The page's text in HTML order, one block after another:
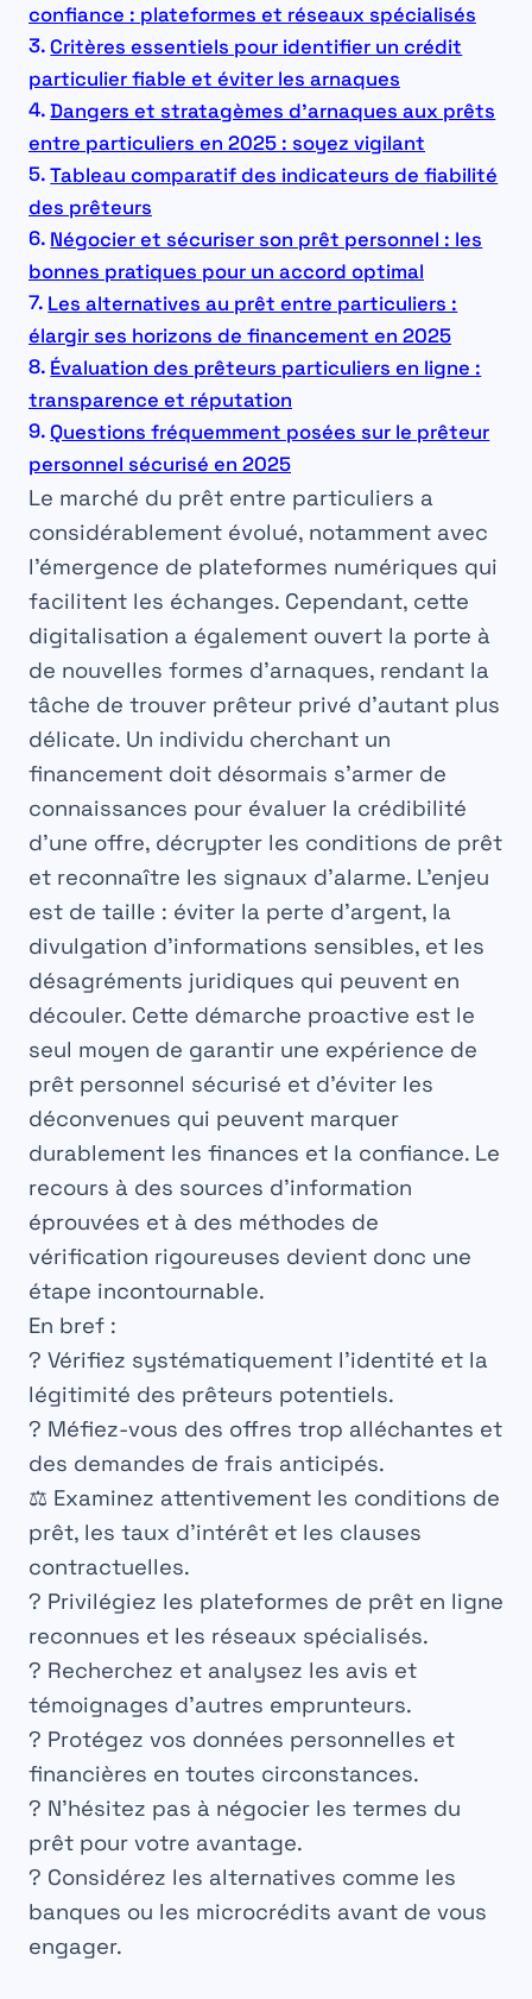
confiance : plateformes et réseaux spécialisés
Critères essentiels pour identifier un crédit
particulier fiable et éviter les arnaques
Dangers et stratagèmes d’arnaques aux prêts
entre particuliers en 2025 : soyez vigilant
Tableau comparatif des indicateurs de fiabilité
des prêteurs
Négocier et sécuriser son prêt personnel : les
bonnes pratiques pour un accord optimal
Les alternatives au prêt entre particuliers :
élargir ses horizons de financement en 2025
Évaluation des prêteurs particuliers en ligne :
transparence et réputation
Questions fréquemment posées sur le prêteur
personnel sécurisé en 2025
Le marché du prêt entre particuliers a
considérablement évolué, notamment avec
l’émergence de plateformes numériques qui
facilitent les échanges. Cependant, cette
digitalisation a également ouvert la porte à
de nouvelles formes d’arnaques, rendant la
tâche de trouver prêteur privé d’autant plus
délicate. Un individu cherchant un
financement doit désormais s’armer de
connaissances pour évaluer la crédibilité
d’une offre, décrypter les conditions de prêt
et reconnaître les signaux d’alarme. L’enjeu
est de taille : éviter la perte d’argent, la
divulgation d’informations sensibles, et les
désagréments juridiques qui peuvent en
découler. Cette démarche proactive est le
seul moyen de garantir une expérience de
prêt personnel sécurisé et d’éviter les
déconvenues qui peuvent marquer
durablement les finances et la confiance. Le
recours à des sources d’information
éprouvées et à des méthodes de
vérification rigoureuses devient donc une
étape incontournable.
En bref :
? Vérifiez systématiquement l’identité et la
légitimité des prêteurs potentiels.
? Méfiez-vous des offres trop alléchantes et
des demandes de frais anticipés.
⚖️ Examinez attentivement les conditions de
prêt, les taux d’intérêt et les clauses
contractuelles.
? Privilégiez les plateformes de prêt en ligne
reconnues et les réseaux spécialisés.
?️ Recherchez et analysez les avis et
témoignages d’autres emprunteurs.
? Protégez vos données personnelles et
financières en toutes circonstances.
? N’hésitez pas à négocier les termes du
prêt pour votre avantage.
? Considérez les alternatives comme les
banques ou les microcrédits avant de vous
engager.